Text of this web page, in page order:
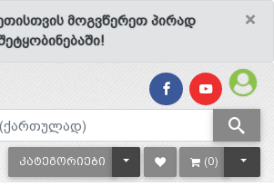
×
მოგვწერეთ პირად
ᲙᲐᲢᲔᲒᲝᲠᲘᲔᲑᲘ TOGGLE DROPDOWN
(0)